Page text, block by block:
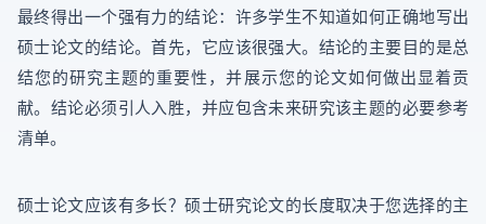
最终得出一个强有力的结论：许多学生不知道如何正确地写出
硕士论文的结论。首先，它应该很强大。结论的主要目的是总
结您的研究主题的重要性，并展示您的论文如何做出显着贡
献。结论必须引人入胜，并应包含未来研究该主题的必要参考
清单。
硕士论文应该有多长？硕士研究论文的长度取决于您选择的主